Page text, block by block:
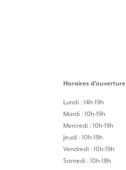
Horaires d’ouverture
Lundi : 14h-19h
Mardi : 10h-19h
Mercredi : 10h-19h
Jeudi : 10h-19h
Vendredi : 10h-19h
Samedi : 10h-18h